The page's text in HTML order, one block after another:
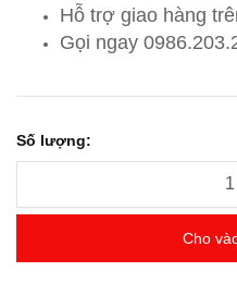
Hỗ trợ giao hàng
Gọi ngay
Số lượng:
Cho